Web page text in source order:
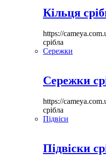
Кільця
https://
срібла
Сережки
Сережки
https://
срібла
Підвіси
Підвіски